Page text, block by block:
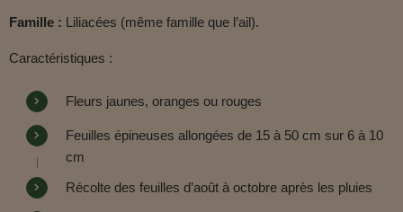
Famille : Liliacées (même famille que l’ail).
Caractéristiques :
Fleurs jaunes, oranges ou rouges
Feuilles épineuses allongées de 15 à 50 cm sur 6 à 10
cm
Récolte des feuilles d’août à octobre après les pluies